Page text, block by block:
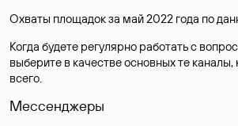
Охваты площадок за май 2022 года по
Когда будете регулярно работать с
выберите в качестве основных те
всего.
Мессенджеры